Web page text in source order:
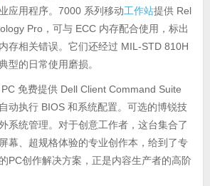
应用程序。7000 系列移动工作站提供 Rel
Pro，可与 ECC 内存配合使用，标出
存相关错误。它们还经过 MIL-STD 810H
型的日常使用磨损。
免费提供 Dell Client Command Suite
动执行 BIOS 和系统配置。可选的博锐技
系统管理。对于创意工作者，这台集合了
幕、超规格体验的专业创作本，给到了专
PC创作解决方案，正是内容生产者的高阶